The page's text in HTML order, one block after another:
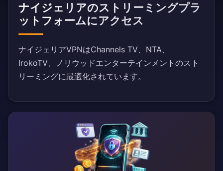
ナイジェリアのストリーミングプラ
ットフォームにアクセス
ナイジェリアVPNはChannels TV、NTA、
IrokoTV、ノリウッドエンターテインメントのスト
リーミングに最適化されています。